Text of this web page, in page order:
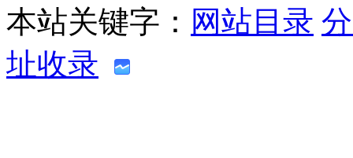
本站关键字： 网站目录
址收录